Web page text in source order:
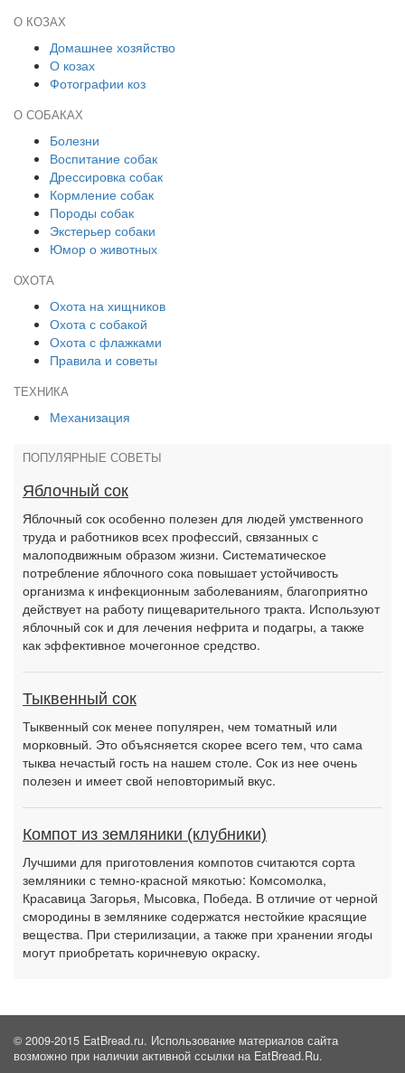
О КОЗАХ
Домашнее хозяйство
О козах
Фотографии коз
О СОБАКАХ
Болезни
Воспитание собак
Дрессировка собак
Кормление собак
Породы собак
Экстерьер собаки
Юмор о животных
ОХОТА
Охота на хищников
Охота с собакой
Охота с флажками
Правила и советы
ТЕХНИКА
Механизация
ПОПУЛЯРНЫЕ СОВЕТЫ
Яблочный сок
Яблочный сок особенно полезен для людей умственного
труда и работников всех профессий, связанных с
малоподвижным образом жизни. Систематическое
потребление яблочного сока повышает устойчивость
организма к инфекционным заболеваниям, благоприятно
действует на работу пищеварительного тракта. Используют
яблочный сок и для лечения нефрита и подагры, а также
как эффективное мочегонное средство.
Тыквенный сок
Тыквенный сок менее популярен, чем томатный или
морковный. Это объясняется скорее всего тем, что сама
тыква нечастый гость на нашем столе. Сок из нее очень
полезен и имеет свой неповторимый вкус.
Компот из земляники (клубники)
Лучшими для приготовления компотов считаются сорта
земляники с темно-красной мякотью: Комсомолка,
Красавица Загорья, Мысовка, Победа. В отличие от черной
смородины в землянике содержатся нестойкие красящие
вещества. При стерилизации, а также при хранении ягоды
могут приобретать коричневую окраску.
© 2009-2015 EatBread.ru. Использование материалов сайта
возможно при наличии активной ссылки на EatBread.Ru.